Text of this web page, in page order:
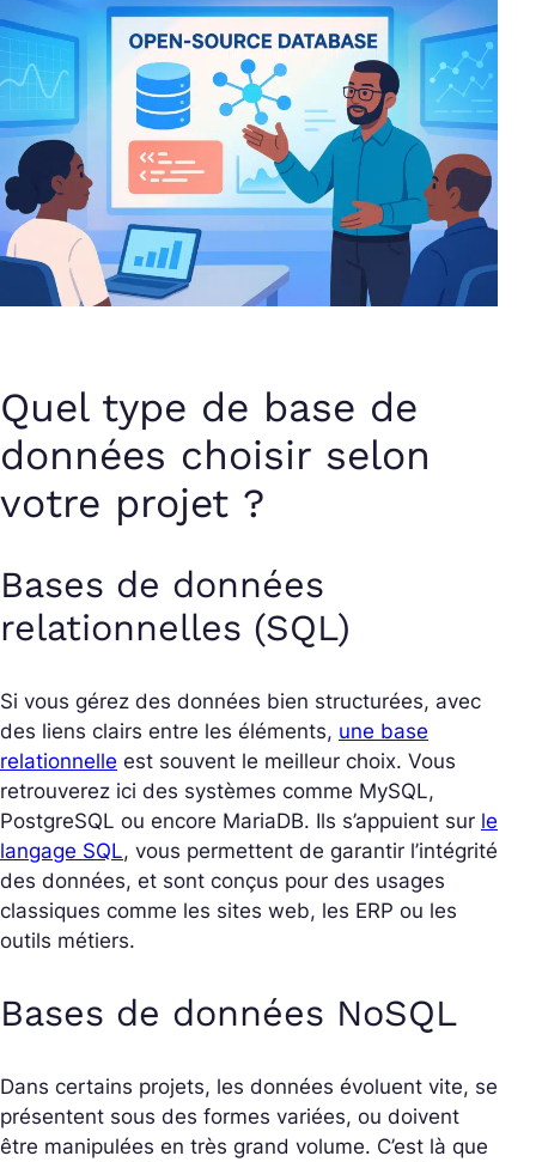
Quel type de base de
données choisir selon
votre projet ?
Bases de données
relationnelles (SQL)
Si vous gérez des données bien structurées, avec
des liens clairs entre les éléments, une base
relationnelle est souvent le meilleur choix. Vous
retrouverez ici des systèmes comme MySQL,
PostgreSQL ou encore MariaDB. Ils s’appuient sur le
langage SQL, vous permettent de garantir l’intégrité
des données, et sont conçus pour des usages
classiques comme les sites web, les ERP ou les
outils métiers.
Bases de données NoSQL
Dans certains projets, les données évoluent vite, se
présentent sous des formes variées, ou doivent
être manipulées en très grand volume. C’est là que